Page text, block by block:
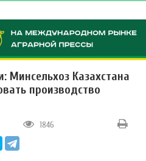
Минсельхоз Казахстана
производство
1846